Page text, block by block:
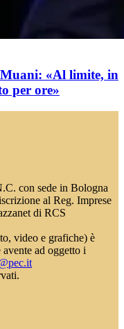
«Al limite, in
per ore»
con sede in Bologna
al Reg. Imprese
di RCS
video e grafiche) è
ad oggetto i